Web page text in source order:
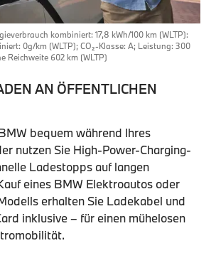
kombiniert: 17,8 kWh/100 km (WLTP):
0g/km (WLTP); CO₂-Klasse: A; Leistung: 300
Reichweite 602 km (WLTP)
AN ÖFFENTLICHEN
bequem während Ihres
nutzen Sie High-Power-Charging-
Ladestopps auf langen
eines BMW Elektroautos oder
erhalten Sie Ladekabel und
inklusive – für einen mühelosen